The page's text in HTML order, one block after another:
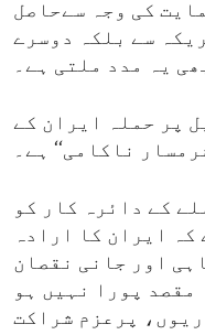
کی وجہ سےحاصل
سے بلکہ دوسرے
یہ مدد ملتی ہے۔
پر حملہ ایران کے
ناکامی‘‘ ہے۔
کے دائرہ کار کو
کہ ایران کا ارادہ
اور جانی نقصان
مقصد پورا نہیں ہو
پرعزم شراکت